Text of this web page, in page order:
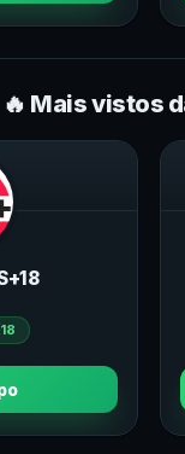
🔥 Mais vistos